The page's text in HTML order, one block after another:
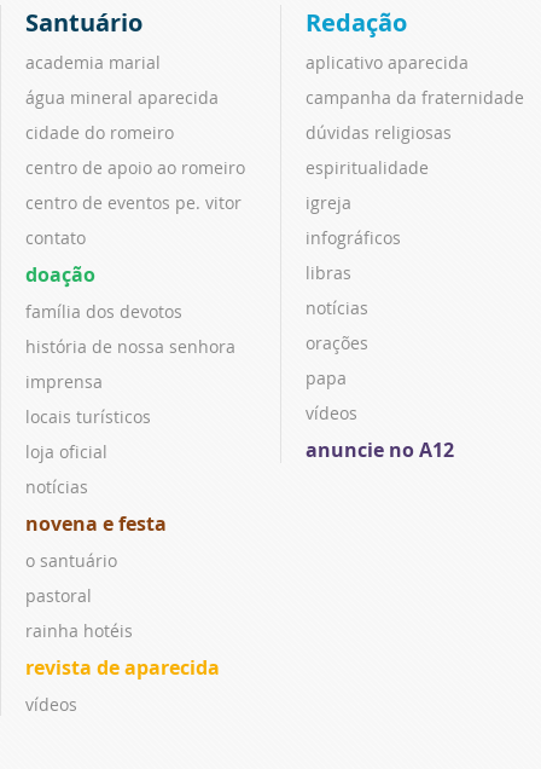
Santuário
academia marial
água mineral aparecida
cidade do romeiro
centro de apoio ao romeiro
centro de eventos pe. vitor
contato
doação
família dos devotos
história de nossa senhora
imprensa
locais turísticos
loja oficial
notícias
novena e festa
o santuário
pastoral
rainha hotéis
revista de aparecida
vídeos
Redação
aplicativo aparecida
campanha da fraternidade
dúvidas religiosas
espiritualidade
igreja
infográficos
libras
notícias
orações
papa
vídeos
anuncie no A12